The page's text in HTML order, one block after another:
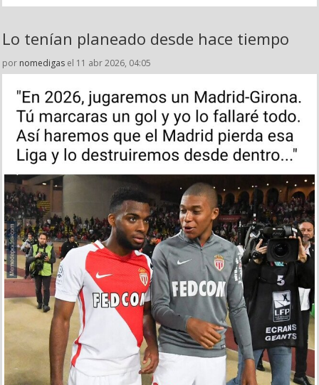
Lo tenían planeado desde hace tiempo
por nomedigas el 11 abr 2026, 04:05